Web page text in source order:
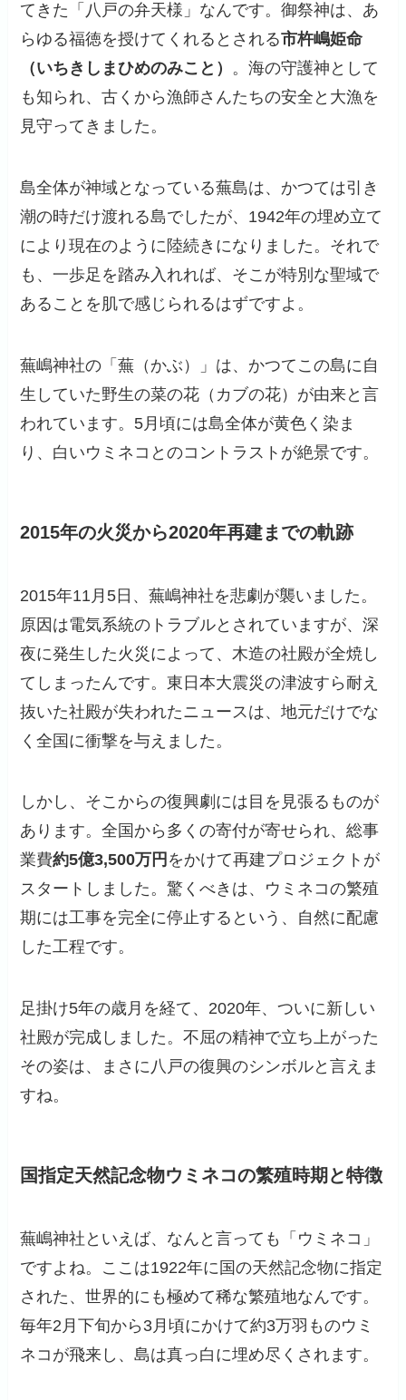
てきた「八戸の弁天様」なんです。御祭神は、あ
らゆる福徳を授けてくれるとされる市杵嶋姫命
（いちきしまひめのみこと） 。海の守護神として
も知られ、古くから漁師さんたちの安全と大漁を
見守ってきました。
島全体が神域となっている蕪島は、かつては引き
潮の時だけ渡れる島でしたが、1942年の埋め立て
により現在のように陸続きになりました。それで
も、一歩足を踏み入れれば、そこが特別な聖域で
あることを肌で感じられるはずですよ。
蕪嶋神社の「蕪（かぶ）」は、かつてこの島に自
生していた野生の菜の花（カブの花）が由来と言
われています。5月頃には島全体が黄色く染ま
り、白いウミネコとのコントラストが絶景です。
2015年の火災から2020年再建までの軌跡
2015年11月5日、蕪嶋神社を悲劇が襲いました。
原因は電気系統のトラブルとされていますが、深
夜に発生した火災によって、木造の社殿が全焼し
てしまったんです。東日本大震災の津波すら耐え
抜いた社殿が失われたニュースは、地元だけでな
く全国に衝撃を与えました。
しかし、そこからの復興劇には目を見張るものが
あります。全国から多くの寄付が寄せられ、総事
業費約5億3,500万円 をかけて再建プロジェクトが
スタートしました。驚くべきは、ウミネコの繁殖
期には工事を完全に停止するという、自然に配慮
した工程です。
足掛け5年の歳月を経て、2020年、ついに新しい
社殿が完成しました。不屈の精神で立ち上がった
その姿は、まさに八戸の復興のシンボルと言えま
すね。
国指定天然記念物ウミネコの繁殖時期と特徴
蕪嶋神社といえば、なんと言っても「ウミネコ」
ですよね。ここは1922年に国の天然記念物に指定
された、世界的にも極めて稀な繁殖地なんです。
毎年2月下旬から3月頃にかけて約3万羽ものウミ
ネコが飛来し、島は真っ白に埋め尽くされます。